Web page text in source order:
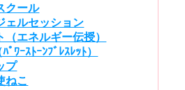
クール
ェルセッション
エネルギー伝授）
ﾜｰｽﾄｰﾝﾌﾞﾚｽﾚｯﾄ）
プ
ねこ